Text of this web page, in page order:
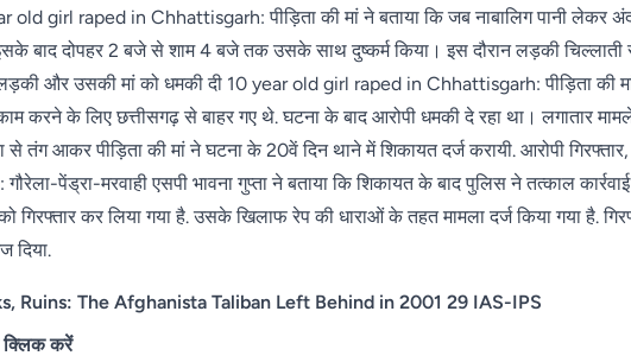
girl raped in Chhattisgarh: पीड़िता की मां ने बताया कि जब नाबालिग पानी लेकर
बाद दोपहर 2 बजे से शाम 4 बजे तक उसके साथ दुष्कर्म किया। इस दौरान लड़की चिल्लाती
लड़की और उसकी मां को धमकी दी 10 year old girl raped in Chhattisgarh: पीड़िता की मां
करने के लिए छत्तीसगढ़ से बाहर गए थे. घटना के बाद आरोपी धमकी दे रहा था। लगातार
से तंग आकर पीड़िता की मां ने घटना के 20वें दिन थाने में शिकायत दर्ज करायी. आरोपी
पेंड्रा-मरवाही एसपी भावना गुप्ता ने बताया कि शिकायत के बाद पुलिस ने तत्काल
गिरफ्तार कर लिया गया है. उसके खिलाफ रेप की धाराओं के तहत मामला दर्ज किया गया है.
दिया.
Ruins: The Afghanista Taliban Left Behind in 2001 29 IAS-IPS
क्लिक करें